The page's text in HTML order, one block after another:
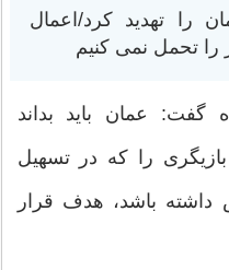
را تهدید کرد/اعمال
تحمل نمی کنیم
گفت: عمان باید بداند
را که در تسهیل
باشد، هدف قرار